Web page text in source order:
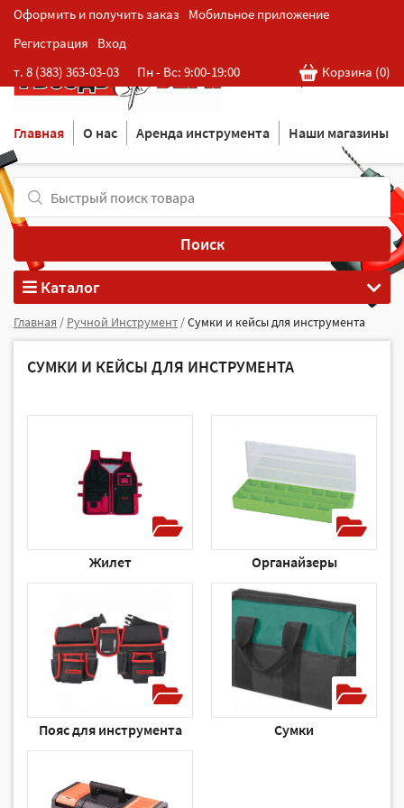
Оформить и получить заказ Мобильное приложение
Регистрация
Вход
т. 8 (383) 363-03-03
Пн - Вс: 9:00-19:00 Корзина (0)
Розничная cеть магазинов
в Новосибирске
Главная О нас Аренда инструмента Наши магазины
Поиск
Каталог
Главная / Ручной Инструмент /Сумки и кейсы для инструмента
СУМКИ И КЕЙСЫ ДЛЯ ИНСТРУМЕНТА
Жилет Органайзеры
Пояс для инструмента Сумки